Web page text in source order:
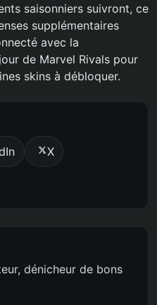
saisonniers suivront, ce
supplémentaires
avec la
de Marvel Rivals pour
skins à débloquer.
X
dénicheur de bons